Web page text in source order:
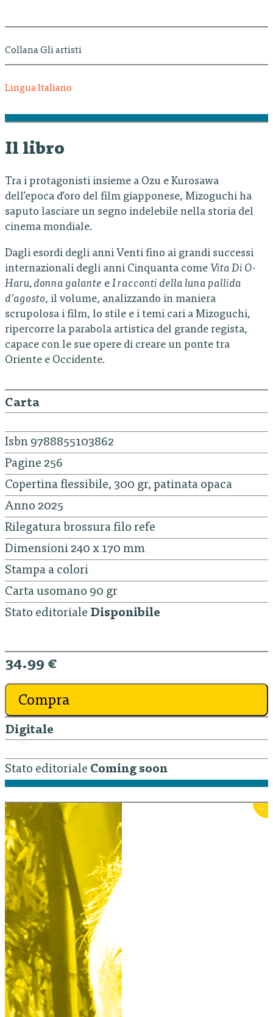
Collana Gli artisti
Lingua Italiano
Il libro
Tra i protagonisti insieme a Ozu e Kurosawa
dellʼepoca dʼoro del film giapponese, Mizoguchi ha
saputo lasciare un segno indelebile nella storia del
cinema mondiale.
Dagli esordi degli anni Venti fino ai grandi successi
internazionali degli anni Cinquanta come Vita Di O-
Haru, donna galante e I racconti della luna pallida
d’agosto, il volume, analizzando in maniera
scrupolosa i film, lo stile e i temi cari a Mizoguchi,
ripercorre la parabola artistica del grande regista,
capace con le sue opere di creare un ponte tra
Oriente e Occidente.
Carta
Isbn 9788855103862
Pagine 256
Copertina flessibile, 300 gr, patinata opaca
Anno 2025
Rilegatura brossura filo refe
Dimensioni 240 x 170 mm
Stampa a colori
Carta usomano 90 gr
Stato editoriale Disponibile
34.99 €
Compra
Digitale
Stato editoriale Coming soon